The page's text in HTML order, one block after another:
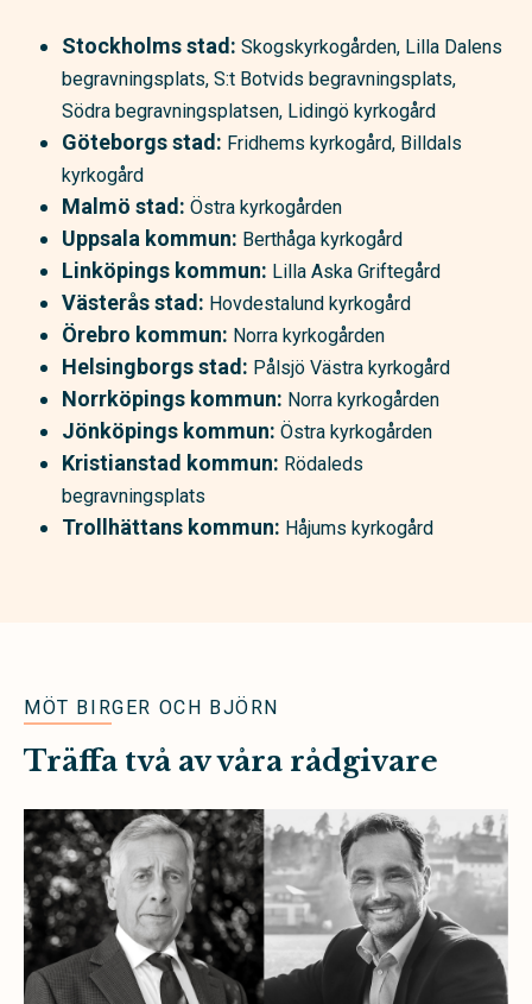
Stockholms stad: Skogskyrkogården, Lilla Dalens
begravningsplats, S:t Botvids begravningsplats,
Södra begravningsplatsen, Lidingö kyrkogård
Göteborgs stad: Fridhems kyrkogård, Billdals
kyrkogård
Malmö stad: Östra kyrkogården
Uppsala kommun: Berthåga kyrkogård
Linköpings kommun: Lilla Aska Griftegård
Västerås stad: Hovdestalund kyrkogård
Örebro kommun: Norra kyrkogården
Helsingborgs stad: Pålsjö Västra kyrkogård
Norrköpings kommun: Norra kyrkogården
Jönköpings kommun: Östra kyrkogården
Kristianstad kommun: Rödaleds
begravningsplats
Trollhättans kommun: Håjums kyrkogård
MÖT BIRGER OCH BJÖRN
Träffa två av våra rådgivare